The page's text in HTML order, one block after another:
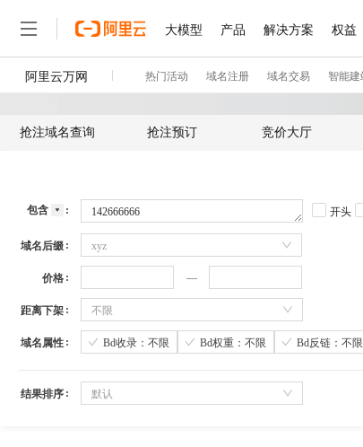
抢注域名查询 抢注预订 竞价大厅
包含 开头
域名后缀 xyz
价格
距离下架 不限
域名属性 Bd收录：不限 Bd权重：不限 Bd反链：不限
结果排序 默认